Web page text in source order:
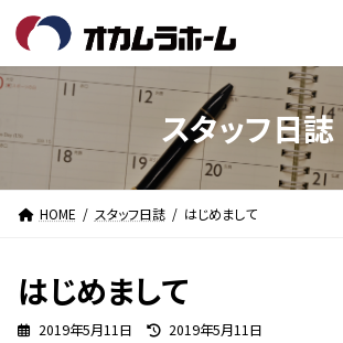
テ
ン
へ
キ
ゲ
ー
ョ
に
スタッフ日誌
HOME スタッフ日誌 はじめまして
はじめまして
2019年5月11日
最
2019年5月11日